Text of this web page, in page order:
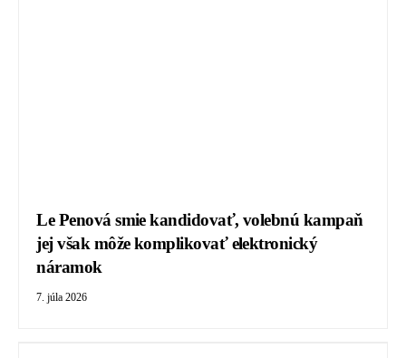
Le Penová smie kandidovať, volebnú kampaň
jej však môže komplikovať elektronický
náramok
7. júla 2026